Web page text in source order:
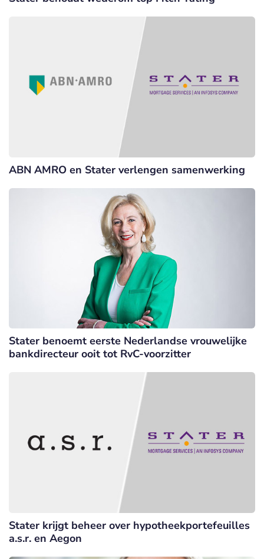
ABN AMRO en Stater verlengen samenwerking
Stater benoemt eerste Nederlandse vrouwelijke
bankdirecteur ooit tot RvC-voorzitter
Stater krijgt beheer over hypotheekportefeuilles
a.s.r. en Aegon